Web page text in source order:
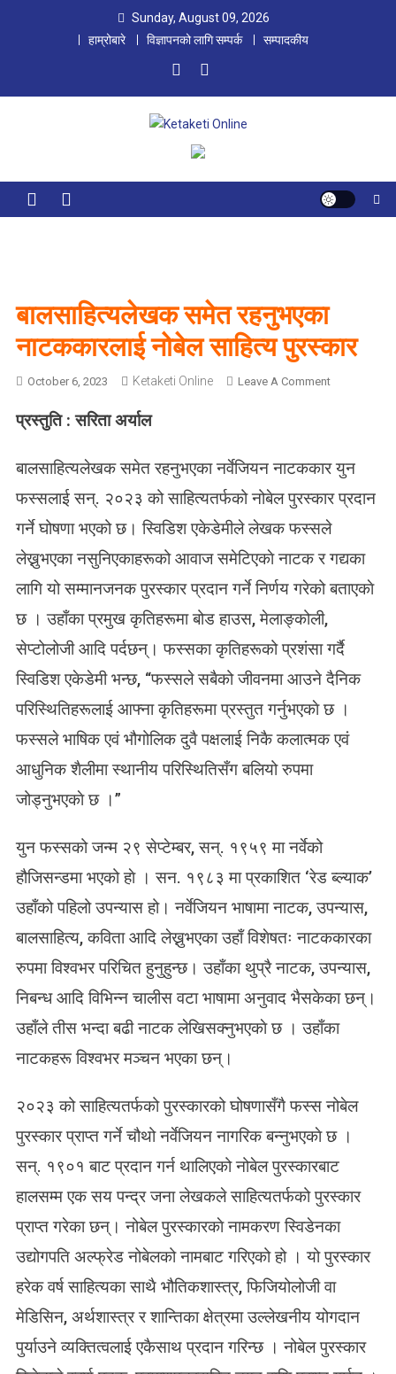
Sunday, August 09, 2026
हाम्रोबारे
विज्ञापनको लागि सम्पर्क सम्पादकीय
Ketaketi Online
First Nepali Online Magazine For Children
बालसाहित्यलेखक समेत रहनुभएका
नाटककारलाई नोबेल साहित्य पुरस्कार
October 6, 2023 Ketaketi Online Leave A CommentO
सा
त्य
ले
क
स
र
नु
भ
का
नो
बे
सा
हि
पु
प्रस्तुति : सरिता अर्याल
बालसाहित्यलेखक समेत रहनुभएका नर्वेजियन नाटककार युन
फस्सलाई सन्. २०२३ को साहित्यतर्फको नोबेल पुरस्कार प्रदान
गर्ने घोषणा भएको छ। स्विडिश एकेडेमीले लेखक फस्सले
लेख्नुभएका नसुनिएकाहरूको आवाज समेटिएकाे नाटक र गद्यका
लागि यो सम्मानजनक पुरस्कार प्रदान गर्ने निर्णय गरेको बताएकाे
छ । उहाँका प्रमुख कृतिहरूमा बोड हाउस, मेलाङ्कोली,
सेप्टोलोजी आदि पर्दछन्। फस्सका कृतिहरूको प्रशंसा गर्दै
स्विडिश एकेडेमी भन्छ, “फस्सले सबैको जीवनमा आउने दैनिक
परिस्थितिहरूलाई आफ्ना कृतिहरूमा प्रस्तुत गर्नुभएकाे छ ।
फस्सले भाषिक एवं भौगोलिक दुवै पक्षलाई निकै कलात्मक एवं
आधुनिक शैलीमा स्थानीय परिस्थितिसँग बलियो रुपमा
जोड्नुभएकाे छ ।”
युन फस्सको जन्म २९ सेप्टेम्बर, सन्. १९५९ मा नर्वेको
हौजिसन्डमा भएको हाे । सन. १९८३ मा प्रकाशित ‘रेड ब्ल्याक’
उहाँको पहिलो उपन्यास हो। नर्वेजियन भाषामा नाटक, उपन्यास,
बालसाहित्य, कविता आदि लेख्नुभएका उहाँ विशेषतः नाटककारका
रुपमा विश्वभर परिचित हुनुहुन्छ। उहाँका थुप्रै नाटक, उपन्यास,
निबन्ध आदि विभिन्न चालीस वटा भाषामा अनुवाद भैसकेका छन्।
उहाँले तीस भन्दा बढी नाटक लेखिसक्नुभएकाे छ । उहाँका
नाटकहरू विश्वभर मञ्चन भएका छन्।
२०२३ को साहित्यतर्फको पुरस्कारको घोषणासँगै फस्स नोबेल
पुरस्कार प्राप्त गर्ने चौथो नर्वेजियन नागरिक बन्नुभएकाे छ ।
सन्. १९०१ बाट प्रदान गर्न थालिएको नोबेल पुरस्कारबाट
हालसम्म एक सय पन्द्र जना लेखकले साहित्यतर्फको पुरस्कार
प्राप्त गरेका छन्। नोबेल पुरस्कारकाे नामकरण स्विडेनका
उद्योगपति अल्फ्रेड नोबेलको नामबाट गरिएको हो । यो पुरस्कार
हरेक वर्ष साहित्यका साथै भौतिकशास्त्र, फिजियोलोजी वा
मेडिसिन, अर्थशास्त्र र शान्तिका क्षेत्रमा उल्लेखनीय योगदान
पुर्याउने व्यक्तित्वलाई एकैसाथ प्रदान गरिन्छ । नोबेल पुरस्कार